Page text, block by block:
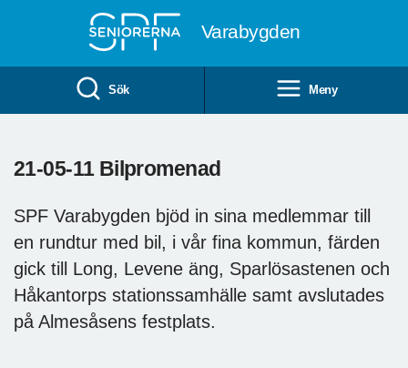
Varabygden
Sök Meny
21-05-11 Bilpromenad
SPF Varabygden bjöd in sina medlemmar till
en rundtur med bil, i vår fina kommun, färden
gick till Long, Levene äng, Sparlösastenen och
Håkantorps stationssamhälle samt avslutades
på Almesåsens festplats.